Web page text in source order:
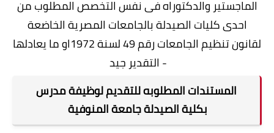
الماجستير والدكتوراه فى نفس التخصص المطلوب من
احدى كليات الصيدلة بالجامعات المصرية الخاضعة
لقانون تنظيم الجامعات رقم 49 لسنة 1972او ما يعادلها
- التقدير جيد
المستندات المطلوبه للتقديم لوظيفة مدرس
بكلية الصيدلة جامعة المنوفية